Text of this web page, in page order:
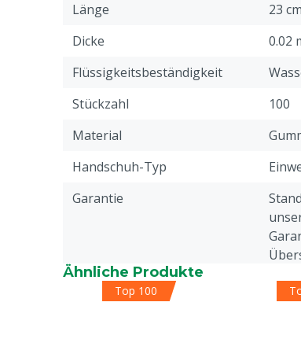
Länge
23 cm
Dicke
0.02
Flüssigkeitsbeständigkeit
Stückzahl
100
Material
Handschuh-Typ
Garantie
Ähnliche Produkte
Top 100